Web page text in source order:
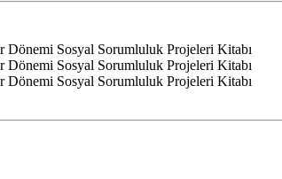
Sosyal Sorumluluk Projeleri Kitabı
Sosyal Sorumluluk Projeleri Kitabı
Sosyal Sorumluluk Projeleri Kitabı